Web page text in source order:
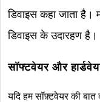
डिवाइस कहा जाता है।
डिवाइस के उदारहण है।
सॉफ्टवेयर और
यदि हम सॉफ़्टवेयर की